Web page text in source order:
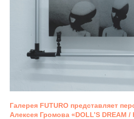
Галерея FUTURO представляет
Алексея Громова «DOLL’S